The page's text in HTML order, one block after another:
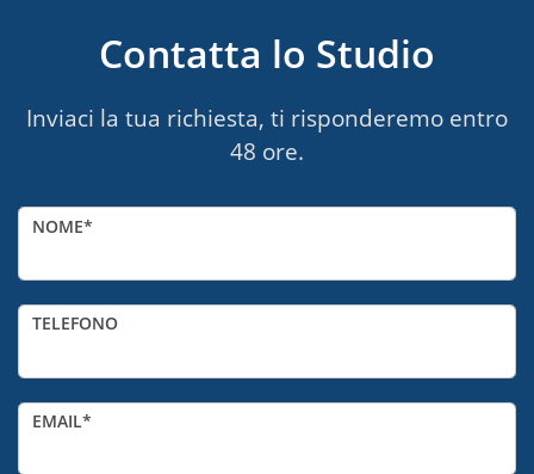
Contatta lo Studio
Inviaci la tua richiesta, ti risponderemo entro
48 ore.
NOME
TELEFONO
EMAIL